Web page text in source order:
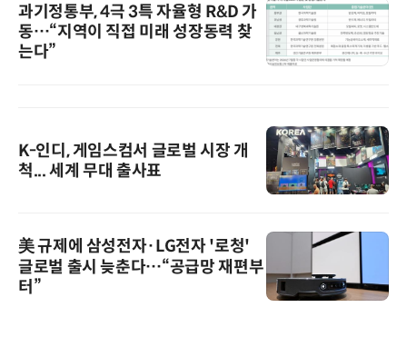
과기정통부, 4극 3특 자율형 R&D 가
동…“지역이 직접 미래 성장동력 찾
는다”
K-인디, 게임스컴서 글로벌 시장 개
척... 세계 무대 출사표
美 규제에 삼성전자·LG전자 '로청'
글로벌 출시 늦춘다…“공급망 재편부
터”